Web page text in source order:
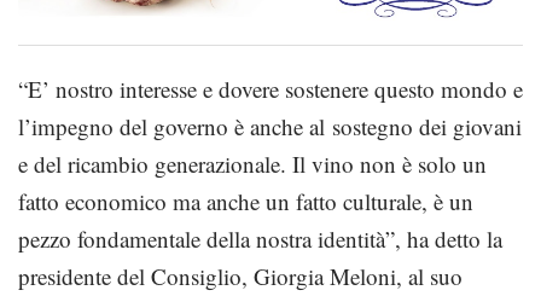
“E’ nostro interesse e dovere sostenere questo mondo e
l’impegno del governo è anche al sostegno dei giovani
e del ricambio generazionale. Il vino non è solo un
fatto economico ma anche un fatto culturale, è un
pezzo fondamentale della nostra identità”, ha detto la
presidente del Consiglio, Giorgia Meloni, al suo